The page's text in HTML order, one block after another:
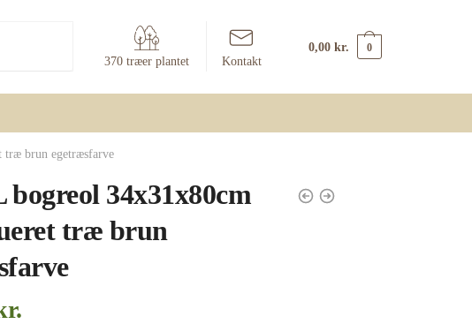
370 træer plantet Kontakt
0,00 kr. 0
træ brun egetræsfarve
34x31x80cm
træ brun